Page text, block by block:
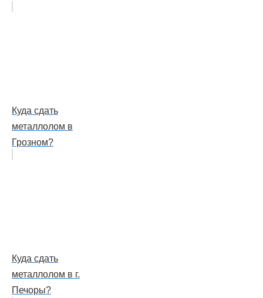
Куда сдать
металлолом в
Грозном?
Куда сдать
металлолом в г.
Печоры?